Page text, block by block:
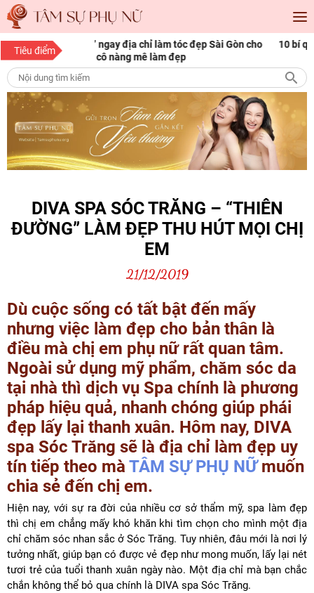
Tiêu điểm
đẹp Sài Gòn cho
10 bí quyết làm đẹp cho nàng mọi độ tuổi
DIVA SPA SÓC TRĂNG – “THIÊN
ĐƯỜNG” LÀM ĐẸP THU HÚT MỌI CHỊ
EM
21/12/2019
Dù cuộc sống có tất bật đến mấy
nhưng việc làm đẹp cho bản thân là
điều mà chị em phụ nữ rất quan tâm.
Ngoài sử dụng mỹ phẩm, chăm sóc da
tại nhà thì dịch vụ Spa chính là phương
pháp hiệu quả, nhanh chóng giúp phái
đẹp lấy lại thanh xuân. Hôm nay, DIVA
spa Sóc Trăng sẽ là địa chỉ làm đẹp uy
tín tiếp theo mà TÂM SỰ PHỤ NỮmuốn
chia sẻ đến chị em.
Hiện nay, với sự ra đời của nhiều cơ sở thẩm mỹ, spa làm đẹp
thì chị em chẳng mấy khó khăn khi tìm chọn cho mình một địa
chỉ chăm sóc nhan sắc ở Sóc Trăng. Tuy nhiên, đâu mới là nơi lý
tưởng nhất, giúp bạn có được vẻ đẹp như mong muốn, lấy lại nét
tươi trẻ của tuổi thanh xuân ngày nào. Một địa chỉ mà bạn chắc
chắn không thể bỏ qua chính là DIVA spa Sóc Trăng.